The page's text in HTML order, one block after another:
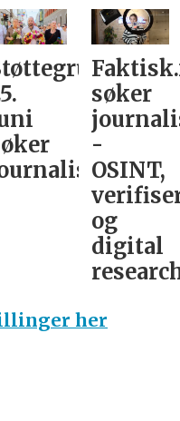
podkast-
søker
-
OSINT,
og
digital
her